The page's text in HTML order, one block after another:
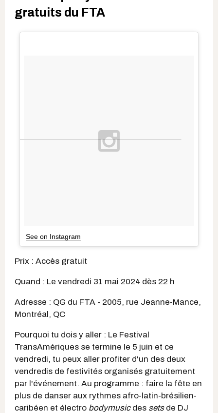
gratuits du FTA
See on Instagram
Prix : Accès gratuit
Quand : Le vendredi 31 mai 2024 dès 22 h
Adresse : QG du FTA - 2005, rue Jeanne-Mance,
Montréal, QC
Pourquoi tu dois y aller : Le Festival
TransAmériques se termine le 5 juin et ce
vendredi, tu peux aller profiter d'un des deux
vendredis de festivités organisés gratuitement
par l'événement. Au programme : faire la fête en
plus de danser aux rythmes afro-latin-brésilien-
caribéen et électro bodymusicdes setsde DJ